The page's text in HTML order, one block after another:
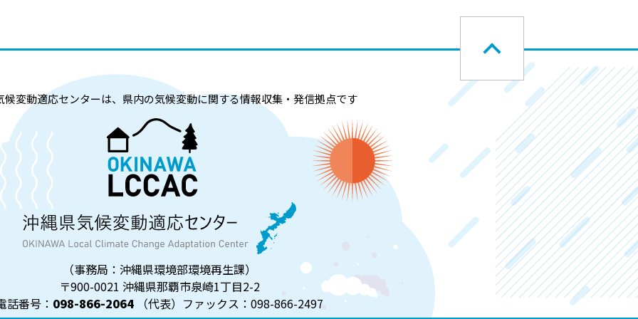
候変動適応センターは、県内の気候変動に関する情報収集・発信拠点です
（事務局：沖縄県環境部環境再生課）
〒900-0021 沖縄県那覇市泉崎1丁目2-2
話番号： 098-866-2064 （代表）ファックス：098-866-2497